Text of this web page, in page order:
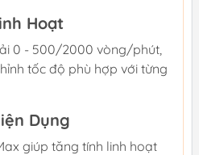
Hoạt
0 - 500/2000 vòng/phút,
tốc độ phù hợp với từng
Dụng
giúp tăng tính linh hoạt